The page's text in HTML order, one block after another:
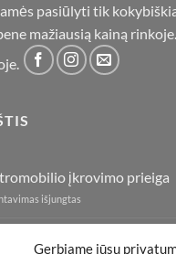
Gerbiame jūsų
pasiūlyti tik
mažiausią kainą
įkrovimo prieiga
išjungtas
prieiga